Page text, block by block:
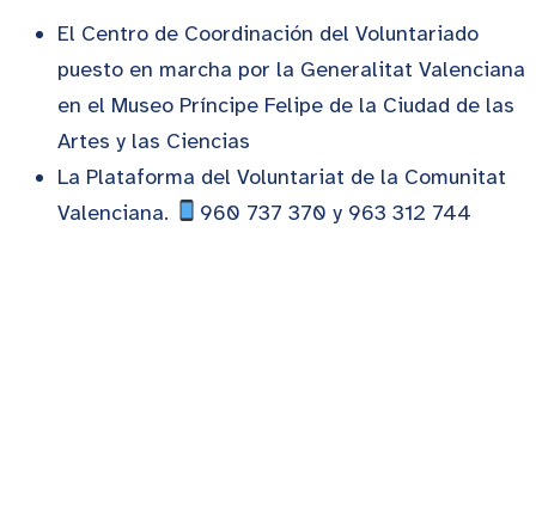
El Centro de Coordinación del Voluntariado
puesto en marcha por la Generalitat Valenciana
en el Museo Príncipe Felipe de la Ciudad de las
Artes y las Ciencias
La Plataforma del Voluntariat de la Comunitat
Valenciana.
960 737 370 y 963 312 744